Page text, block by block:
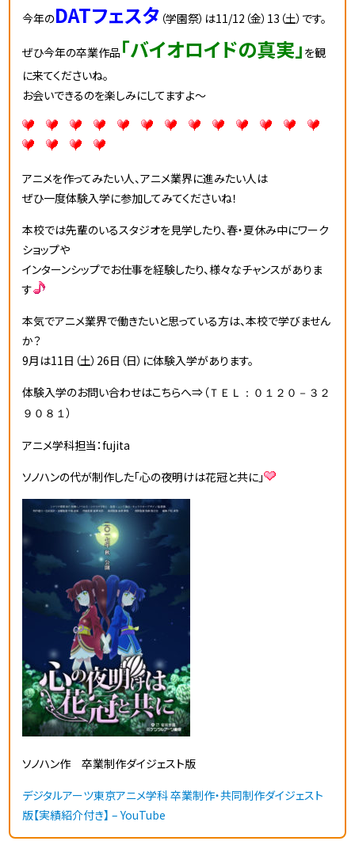
今年のDATフェスタ （学園祭）は11/12（金）13（土）です。
ぜひ今年の卒業作品 「バイオロイドの真実」 を観
に来てくださいね。
お会いできるのを楽しみにしてますよ～
アニメを作ってみたい人、アニメ業界に進みたい人は
ぜひ一度体験入学に参加してみてくださいね！
本校では先輩のいるスタジオを見学したり、春・夏休み中にワーク
ショップや
インターンシップでお仕事を経験したり、様々なチャンスがありま
す
本気でアニメ業界で働きたいと思っている方は、本校で学びません
か？
9月は11日（土）26日（日）に体験入学があります。
体験入学のお問い合わせはこちらへ⇒（ＴＥＬ：０１２０－３２
９０８１）
アニメ学科担当：fujita
ソノハンの代が制作した「心の夜明けは花冠と共に」
ソノハン作 卒業制作ダイジェスト版
デジタルアーツ東京アニメ学科 卒業制作・共同制作ダイジェスト
版【実績紹介付き】 – YouTube